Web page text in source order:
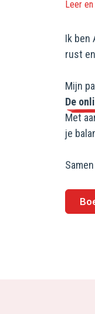
Leer
Ik ben
rust
Mijn
De
Met
je